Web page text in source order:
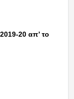
20 απ’ το